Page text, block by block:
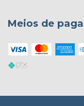
Meios de